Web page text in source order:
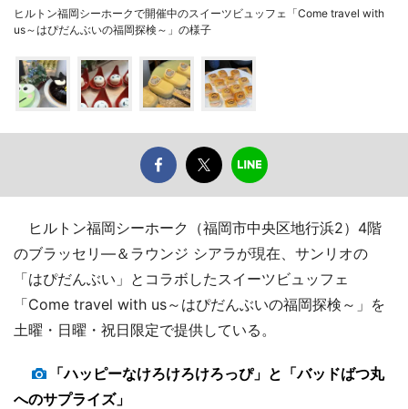
ヒルトン福岡シーホークで開催中のスイーツビュッフェ「Come travel with
us～はぴだんぶいの福岡探検～」の様子
ヒルトン福岡シーホーク（福岡市中央区地行浜2）4階
のブラッセリ―＆ラウンジ シアラが現在、サンリオの
「はぴだんぶい」とコラボしたスイーツビュッフェ
「Come travel with us～はぴだんぶいの福岡探検～」を
土曜・日曜・祝日限定で提供している。
「ハッピーなけろけろけろっぴ」と「バッドばつ丸
へのサプライズ」